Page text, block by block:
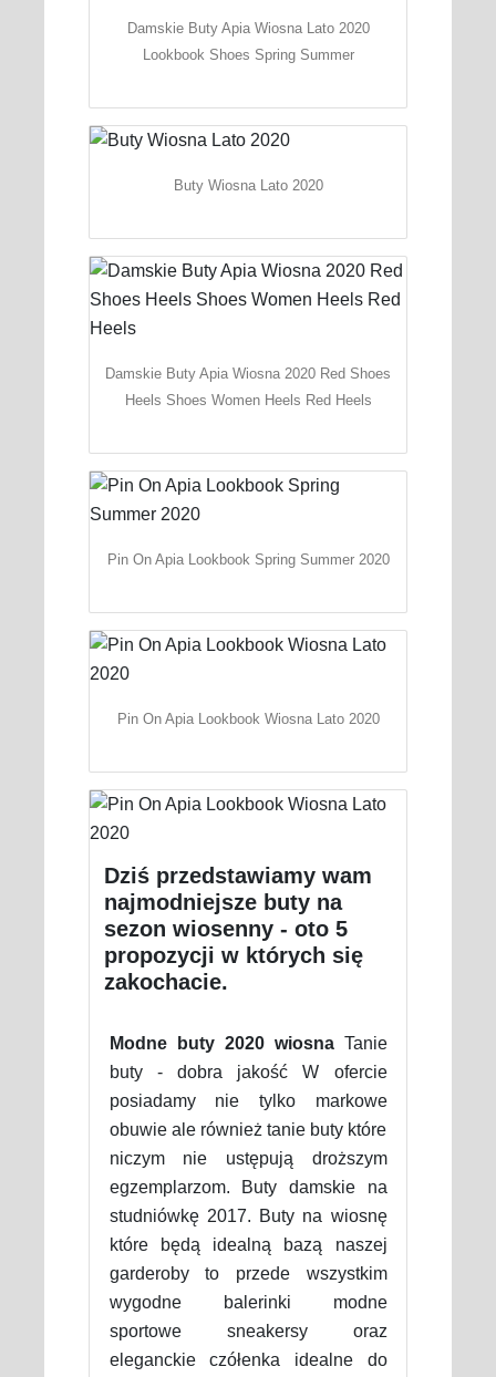
Damskie Buty Apia Wiosna Lato 2020
Lookbook Shoes Spring Summer
Buty Wiosna Lato 2020
Damskie Buty Apia Wiosna 2020 Red Shoes
Heels Shoes Women Heels Red Heels
Pin On Apia Lookbook Spring Summer 2020
Pin On Apia Lookbook Wiosna Lato 2020
Dziś przedstawiamy wam
najmodniejsze buty na
sezon wiosenny - oto 5
propozycji w których się
zakochacie.
Modne buty 2020 wiosnaTanie
buty - dobra jakość W ofercie
posiadamy nie tylko markowe
obuwie ale również tanie buty które
niczym nie ustępują droższym
egzemplarzom. Buty damskie na
studniówkę 2017. Buty na wiosnę
które będą idealną bazą naszej
garderoby to przede wszystkim
wygodne balerinki modne
sportowe sneakersy oraz
eleganckie czółenka idealne do